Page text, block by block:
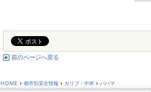
前のページへ戻る
HOME › 都市別安全情報 › カリブ・中米 › バハマ